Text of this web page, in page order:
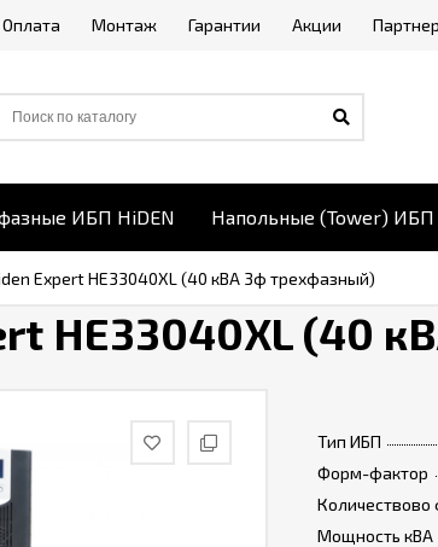
Оплата Монтаж Гарантии Акции
ИБП HiDEN Напольные (Tower) ИБП
Expert HE33040XL (40 кВА 3ф трехфазный)
HE33040XL (40
Тип ИБП
Форм-фактор
Количествово
Мощность кВА